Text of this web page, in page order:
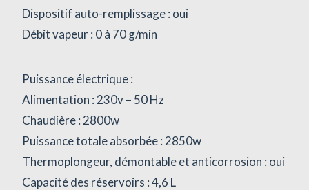
Dispositif auto-remplissage : oui
Débit vapeur : 0 à 70 g/min
Puissance électrique :
Alimentation : 230v – 50 Hz
Chaudière : 2800w
Puissance totale absorbée : 2850w
Thermoplongeur, démontable et anticorrosion : oui
Capacité des réservoirs : 4,6 L